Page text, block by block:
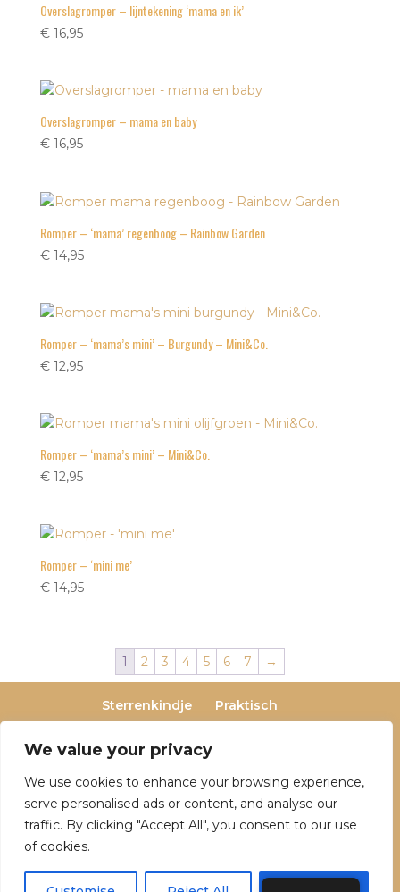
We value your privacy
We use cookies to enhance your browsing experience,
serve personalised ads or content, and analyse our
traffic. By clicking "Accept All", you consent to our use
of cookies.
Overslagromper – lijntekening ‘mama en ik’
€16,95
Overslagromper – mama en baby
€16,95
Romper – ‘mama’ regenboog – Rainbow Garden
€14,95
Romper – ‘mama’s mini’ – Burgundy – Mini&Co.
€12,95
Romper – ‘mama’s mini’ – Mini&Co.
€12,95
Romper – ‘mini me’
€14,95
1 2 3 4 5 6 7 →
Sterrenkindje
Praktisch
Terugbetaal- en retourneringsbeleid
Over Dutch Dreamers
voorbehouden | KvK-nummer: 90797191 | Btw-